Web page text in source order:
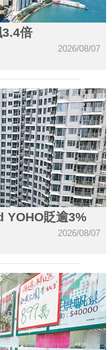
倍
2026/08/07
YOHO貶逾3%
2026/08/07